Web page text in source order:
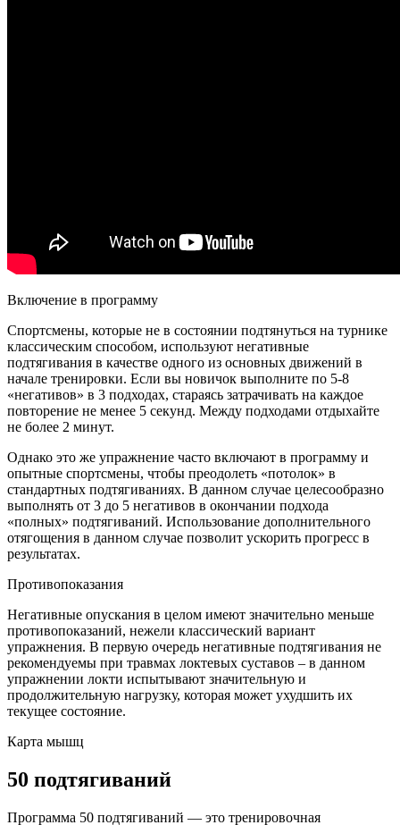
Включение в программу
Спортсмены, которые не в состоянии подтянуться на турнике
классическим способом, используют негативные
подтягивания в качестве одного из основных движений в
начале тренировки. Если вы новичок выполните по 5-8
«негативов» в 3 подходах, стараясь затрачивать на каждое
повторение не менее 5 секунд. Между подходами отдыхайте
не более 2 минут.
Однако это же упражнение часто включают в программу и
опытные спортсмены, чтобы преодолеть «потолок» в
стандартных подтягиваниях. В данном случае целесообразно
выполнять от 3 до 5 негативов в окончании подхода
«полных» подтягиваний. Использование дополнительного
отягощения в данном случае позволит ускорить прогресс в
результатах.
Противопоказания
Негативные опускания в целом имеют значительно меньше
противопоказаний, нежели классический вариант
упражнения. В первую очередь негативные подтягивания не
рекомендуемы при травмах локтевых суставов – в данном
упражнении локти испытывают значительную и
продолжительную нагрузку, которая может ухудшить их
текущее состояние.
Карта мышц
50 подтягиваний
Программа 50 подтягиваний — это тренировочная